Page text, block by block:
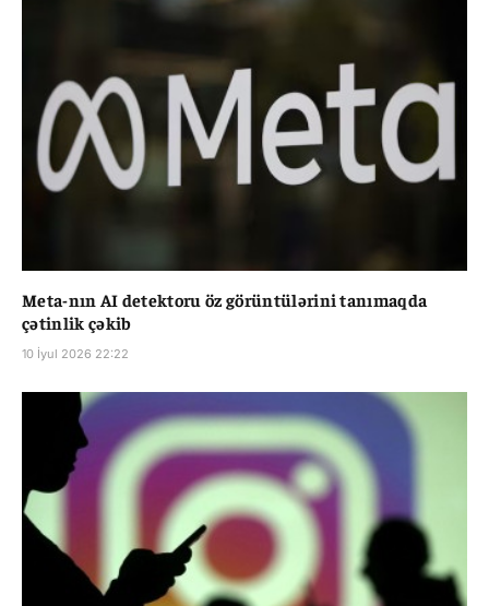
Meta-nın AI detektoru öz görüntülərini tanımaqda
çətinlik çəkib
10 İyul 2026 22:22